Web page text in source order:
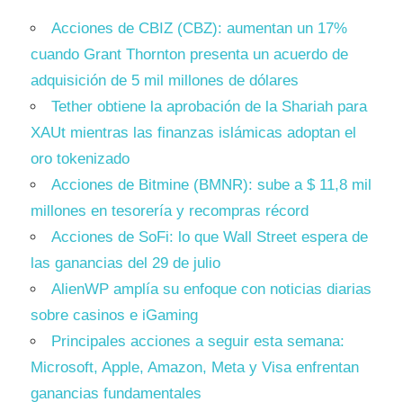
Acciones de CBIZ (CBZ): aumentan un 17%
cuando Grant Thornton presenta un acuerdo de
adquisición de 5 mil millones de dólares
Tether obtiene la aprobación de la Shariah para
XAUt mientras las finanzas islámicas adoptan el
oro tokenizado
Acciones de Bitmine (BMNR): sube a $ 11,8 mil
millones en tesorería y recompras récord
Acciones de SoFi: lo que Wall Street espera de
las ganancias del 29 de julio
AlienWP amplía su enfoque con noticias diarias
sobre casinos e iGaming
Principales acciones a seguir esta semana:
Microsoft, Apple, Amazon, Meta y Visa enfrentan
ganancias fundamentales